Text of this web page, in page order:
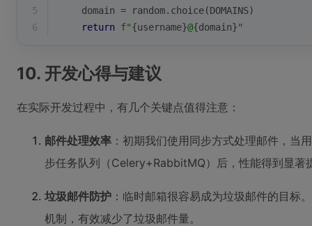
5
    domain = random.choice(DOMAINS)
6
return f"{username}@{domain}"
10. 开发心得与建议
在实际开发过程中，有几个关键点值得注意：
邮件处理效率 ：初期我们使用同步方式处理邮件，当
步任务队列（Celery+RabbitMQ）后，性能得到显著
垃圾邮件防护 ：临时邮箱很容易成为垃圾邮件的目标
机制，有效减少了垃圾邮件量。